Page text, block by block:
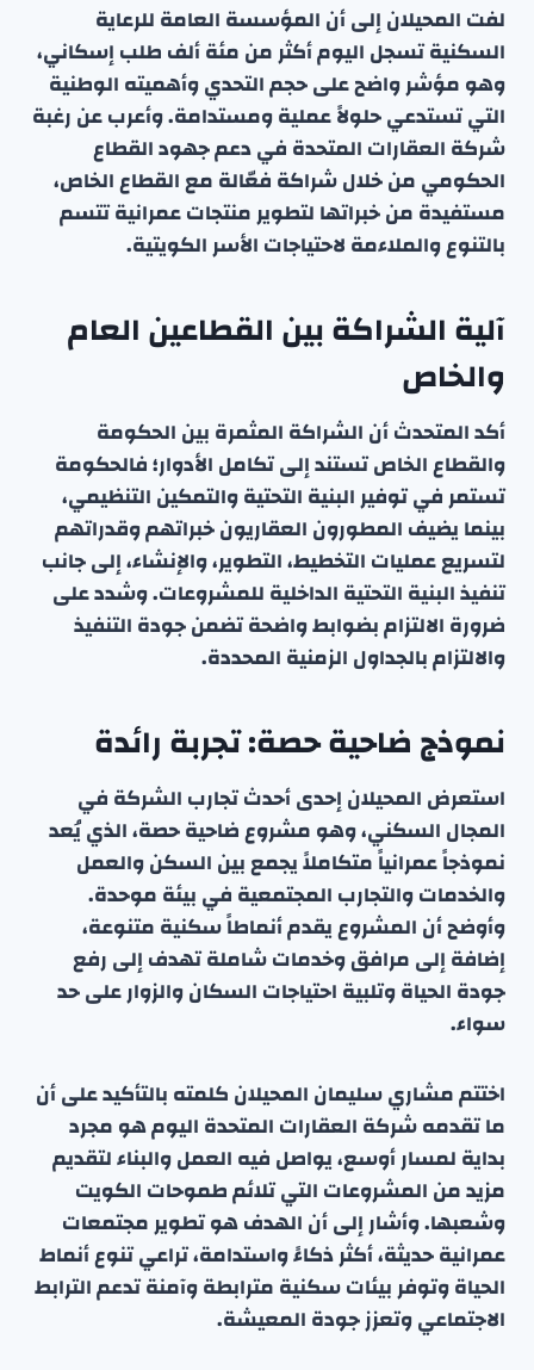
لفت المحيلان إلى أن المؤسسة العامة للرعاية
السكنية تسجل اليوم أكثر من مئة ألف طلب إسكاني،
وهو مؤشر واضح على حجم التحدي وأهميته الوطنية
التي تستدعي حلولاً عملية ومستدامة. وأعرب عن رغبة
شركة العقارات المتحدة في دعم جهود القطاع
الحكومي من خلال شراكة فعّالة مع القطاع الخاص،
مستفيدة من خبراتها لتطوير منتجات عمرانية تتسم
بالتنوع والملاءمة لاحتياجات الأسر الكويتية.
آلية الشراكة بين القطاعين العام
والخاص
أكد المتحدث أن الشراكة المثمرة بين الحكومة
والقطاع الخاص تستند إلى تكامل الأدوار؛ فالحكومة
تستمر في توفير البنية التحتية والتمكين التنظيمي،
بينما يضيف المطورون العقاريون خبراتهم وقدراتهم
لتسريع عمليات التخطيط، التطوير، والإنشاء، إلى جانب
تنفيذ البنية التحتية الداخلية للمشروعات. وشدد على
ضرورة الالتزام بضوابط واضحة تضمن جودة التنفيذ
والالتزام بالجداول الزمنية المحددة.
نموذج ضاحية حصة: تجربة رائدة
استعرض المحيلان إحدى أحدث تجارب الشركة في
المجال السكني، وهو مشروع ضاحية حصة، الذي يُعد
نموذجاً عمرانياً متكاملاً يجمع بين السكن والعمل
والخدمات والتجارب المجتمعية في بيئة موحدة.
وأوضح أن المشروع يقدم أنماطاً سكنية متنوعة،
إضافة إلى مرافق وخدمات شاملة تهدف إلى رفع
جودة الحياة وتلبية احتياجات السكان والزوار على حد
سواء.
اختتم مشاري سليمان المحيلان كلمته بالتأكيد على أن
ما تقدمه شركة العقارات المتحدة اليوم هو مجرد
بداية لمسار أوسع، يواصل فيه العمل والبناء لتقديم
مزيد من المشروعات التي تلائم طموحات الكويت
وشعبها. وأشار إلى أن الهدف هو تطوير مجتمعات
عمرانية حديثة، أكثر ذكاءً واستدامة، تراعي تنوع أنماط
الحياة وتوفر بيئات سكنية مترابطة وآمنة تدعم الترابط
الاجتماعي وتعزز جودة المعيشة.